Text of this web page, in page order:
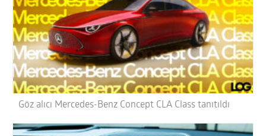
Göz alıcı Mercedes-Benz Concept CLA Class tanıtıldı